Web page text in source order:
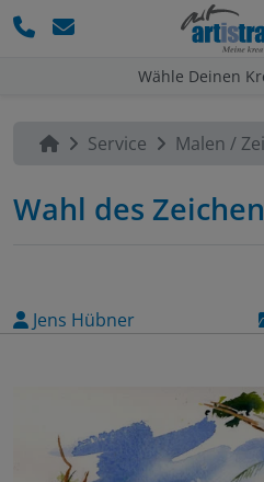
Wähle Deinen
Service Malen /
Wahl des
Jens Hübner